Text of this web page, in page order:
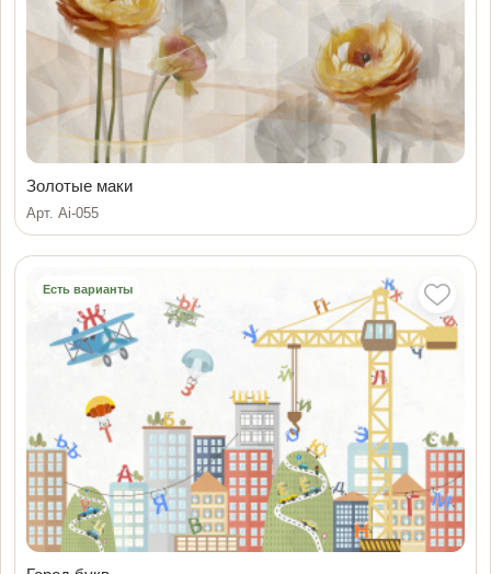
Золотые маки
Арт. Ai-055
Есть варианты